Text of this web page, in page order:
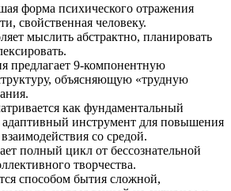
форма психического отражения
свойственная человеку.
мыслить абстрактно, планировать
предлагает 9-компонентную
объясняющую «трудную
как фундаментальный
инструмент для повышения
со средой.
полный цикл от бессознательной
творчества.
способом бытия сложной,